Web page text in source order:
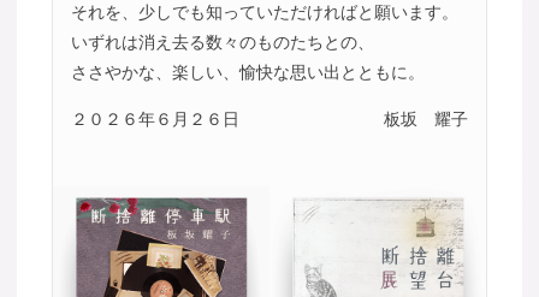
それを、少しでも知っていただければと願います。
いずれは消え去る数々のものたちとの、
ささやかな、楽しい、愉快な思い出とともに。
２０２６年６月２６日 板坂 耀子